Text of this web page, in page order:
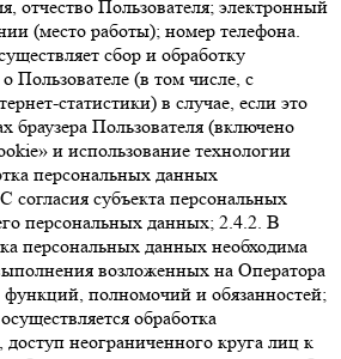
отчество Пользователя; электронный
(место работы); номер телефона.
сбор и обработку
Пользователе (в том числе, с
статистики) в случае, если это
браузера Пользователя (включено
и использование технологии
персональных данных
согласия субъекта персональных
персональных данных; 2.4.2. В
персональных данных необходима
возложенных на Оператора
функций, полномочий и обязанностей;
обработка
неограниченного круга лиц к